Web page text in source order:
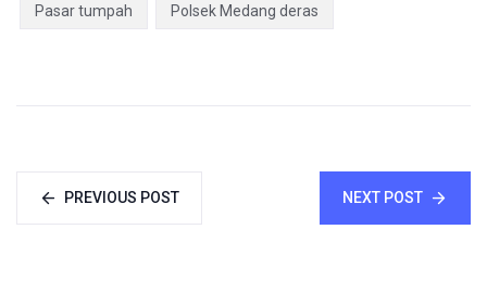
Pasar tumpah Polsek Medang deras
PREVIOUS POST NEXT POST